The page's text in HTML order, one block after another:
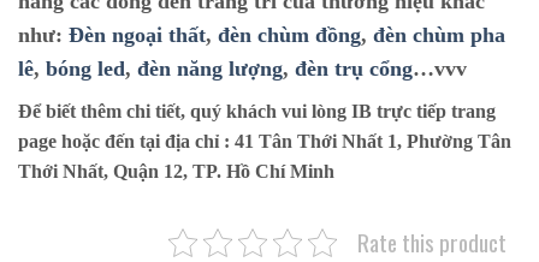
như: Đèn ngoại thất, đèn chùm đồng, đèn chùm pha
lê, bóng led, đèn năng lượng, đèn trụ cổng…vvv
Để biết thêm chi tiết, quý khách vui lòng IB trực tiếp trang
page hoặc đến tại địa chỉ : 41 Tân Thới Nhất 1, Phường Tân
Thới Nhất, Quận 12, TP. Hồ Chí Minh
Rate this product